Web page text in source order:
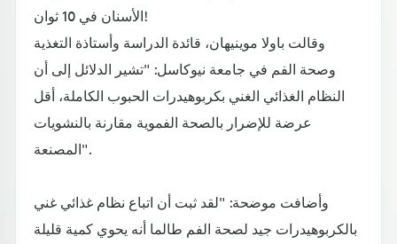
الأسنان في 10 ثوان!
وقالت باولا موينيهان، قائدة الدراسة وأستاذة التغذية
وصحة الفم في جامعة نيوكاسل: "تشير الدلائل إلى أن
النظام الغذائي الغني بكربوهيدرات الحبوب الكاملة، أقل
عرضة للإضرار بالصحة الفموية مقارنة بالنشويات
المصنعة".
وأضافت موضحة: "لقد ثبت أن اتباع نظام غذائي غني
بالكربوهيدرات جيد لصحة الفم طالما أنه يحوي كمية قليلة